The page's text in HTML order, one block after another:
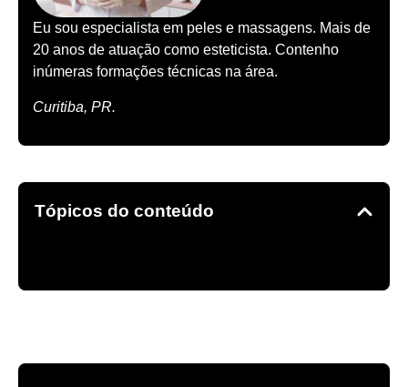
Eu sou especialista em peles e massagens. Mais de
20 anos de atuação como esteticista. Contenho
inúmeras formações técnicas na área.
Curitiba, PR.
Tópicos do conteúdo